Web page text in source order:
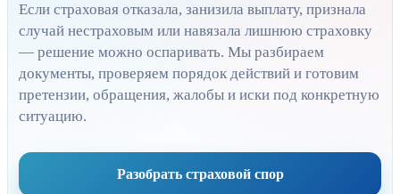
Если страховая отказала, занизила выплату, признала
случай нестраховым или навязала лишнюю страховку
— решение можно оспаривать. Мы разбираем
документы, проверяем порядок действий и готовим
претензии, обращения, жалобы и иски под конкретную
ситуацию.
Разобрать страховой спор